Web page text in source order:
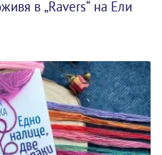
в „Ravers“ на Ели